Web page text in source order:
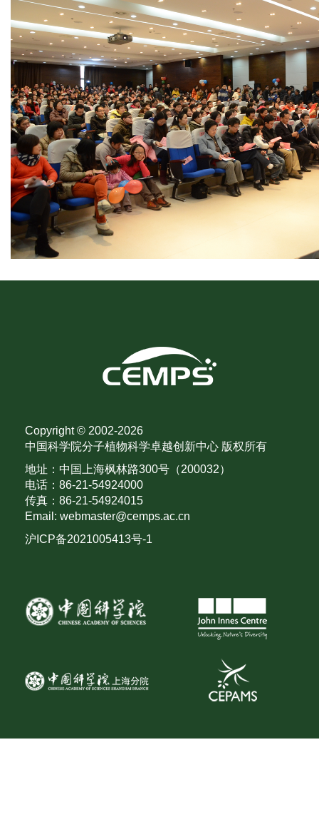
Copyright © 2002-2026
中国科学院分子植物科学卓越创新中心 版权所有
地址：中国上海枫林路300号（200032）
电话：86-21-54924000
传真：86-21-54924015
Email: webmaster@cemps.ac.cn
沪ICP备2021005413号-1